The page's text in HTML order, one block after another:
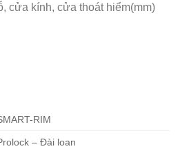
cửa kính, cửa thoát hiểm(mm)
RIM
– Đài loan